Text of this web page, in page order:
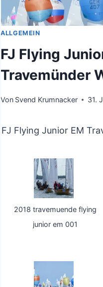
ALLGEMEIN
FJ Flying
Travemünder
Von Svend Krumnacker 31.
FJ Flying Junior EM
2018 travemuende flying
junior em 001